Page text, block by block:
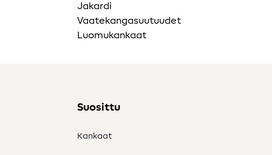
Jakardi
Vaatekangasuutuudet
Luomukankaat
Suosittu
Kankaat